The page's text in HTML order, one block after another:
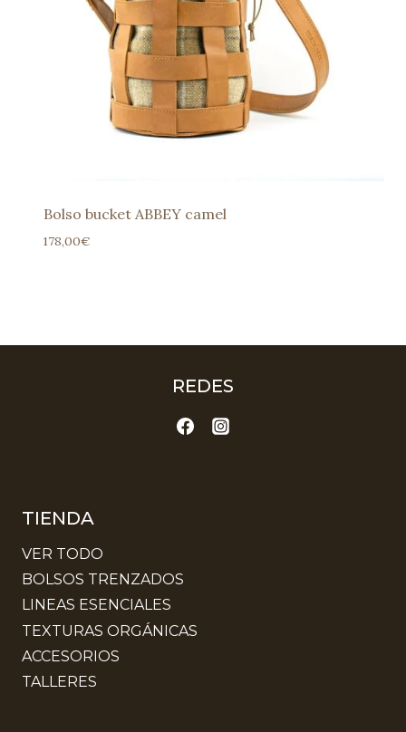
Bolso bucket ABBEY camel
178,00€
REDES
TIENDA
VER TODO
BOLSOS TRENZADOS
LINEAS ESENCIALES
TEXTURAS ORGÁNICAS
ACCESORIOS
TALLERES